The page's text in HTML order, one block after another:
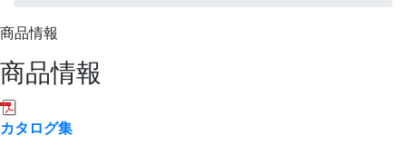
く
ず
商品情報
商品情報
カタログ集